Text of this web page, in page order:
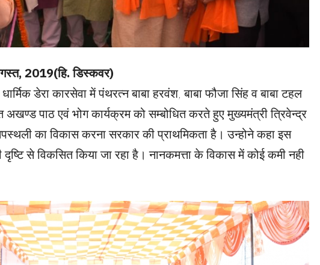
2019(हि. डिस्कवर)
डेरा कारसेवा में पंथरत्न बाबा हरवंश, बाबा फौजा सिंह व बाबा टहल
पाठ एवं भोग कार्यक्रम को सम्बोधित करते हुए मुख्यमंत्री त्रिवेन्द्र
का विकास करना सरकार की प्राथमिकता है। उन्होने कहा इस
दृष्टि से विकसित किया जा रहा है। नानकमत्ता के विकास में कोई कमी नही